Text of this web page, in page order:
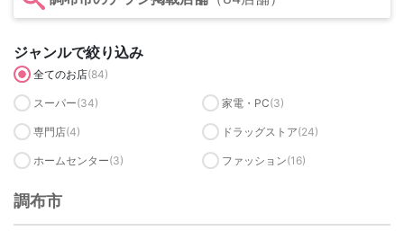
ジャンルで絞り込み
全てのお店(84)
スーパー(34) 家電・PC(3)
専門店(4) ドラッグストア(24)
ホームセンター(3) ファッション(16)
調布市